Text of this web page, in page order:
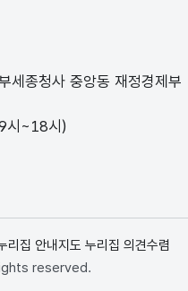
종청사 중앙동 재정경제부
시~18시)
리집 안내지도 누리집 의견수렴
reserved.